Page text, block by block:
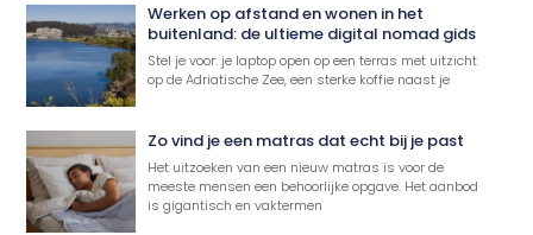
Werken op afstand en wonen in het
buitenland: de ultieme digital nomad gids
Stel je voor: je laptop open op een terras met uitzicht
op de Adriatische Zee, een sterke koffie naast je
Zo vind je een matras dat echt bij je past
Het uitzoeken van een nieuw matras is voor de
meeste mensen een behoorlijke opgave. Het aanbod
is gigantisch en vaktermen